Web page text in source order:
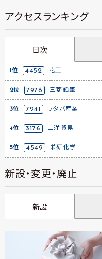
アクセスランキング
日次
1位 4452 花王
2位 7976 三菱鉛筆
3位 7241 フタバ産業
4位 3176 三洋貿易
5位 4549 栄研化学
新設・変更・廃止
新設